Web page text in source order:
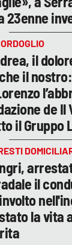
23enne
il
il
de Il
il Gruppo
il
la vita